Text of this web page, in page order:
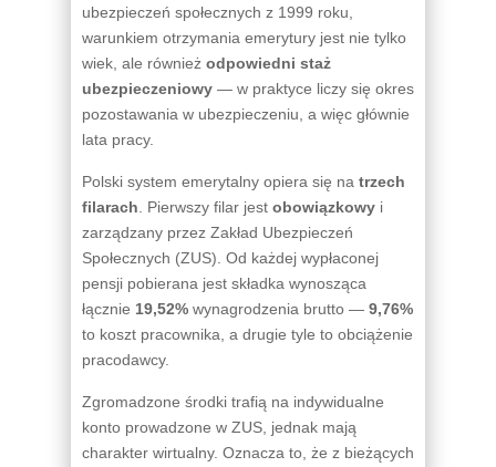
ubezpieczeń społecznych z 1999 roku,
warunkiem otrzymania emerytury jest nie tylko
wiek, ale również odpowiedni staż
ubezpieczeniowy — w praktyce liczy się okres
pozostawania w ubezpieczeniu, a więc głównie
lata pracy.
Polski system emerytalny opiera się na trzech
filarach . Pierwszy filar jest obowiązkowy i
zarządzany przez Zakład Ubezpieczeń
Społecznych (ZUS). Od każdej wypłaconej
pensji pobierana jest składka wynosząca
łącznie 19,52% wynagrodzenia brutto — 9,76%
to koszt pracownika, a drugie tyle to obciążenie
pracodawcy.
Zgromadzone środki trafią na indywidualne
konto prowadzone w ZUS, jednak mają
charakter wirtualny. Oznacza to, że z bieżących